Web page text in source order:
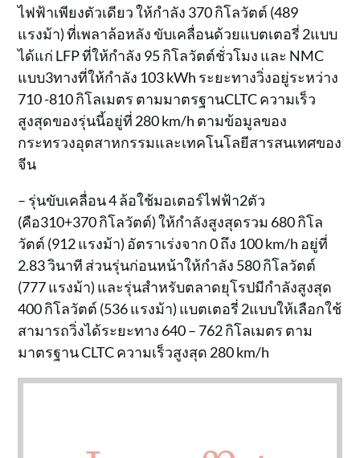
ไฟฟ้าเพียงตัวเดียว ให้กำลัง 370 กิโลวัตต์ (489
แรงม้า) ที่เพลาล้อหลัง ขับเคลื่อนด้วยแบตเตอรี่ 2แบบ
ได้แก่ LFP ที่ให้กำลัง 95 กิโลวัตต์ชั่วโมง และ NMC
แบบ3ทางที่ให้กำลัง 103 kWh ระยะทางวิ่งอยู่ระหว่าง
710 -810 กิโลเมตร ตามมาตรฐานCLTC ความเร็ว
สูงสุดของรุ่นนี้อยู่ที่ 280 km/h ตามข้อมูลของ
กระทรวงอุตสาหกรรมและเทคโนโลยีสารสนเทศของ
จีน
– รุ่นขับเคลื่อน 4 ล้อใช้มอเตอร์ไฟฟ้า2ตัว
(คือ310+370 กิโลวัตต์) ให้กำลังสูงสุดรวม 680 กิโล
วัตต์ (912 แรงม้า) อัตราเร่งจาก 0 ถึง 100 km/h อยู่ที่
2.83 วินาที ส่วนรุ่นก่อนหน้าให้กำลัง 580 กิโลวัตต์
(777 แรงม้า) และรุ่นสำหรับตลาดยุโรปมีกำลังสูงสุด
400 กิโลวัตต์ (536 แรงม้า) แบตเตอรี่ 2แบบให้เลือกใช้
สามารถวิ่งได้ระยะทาง 640 – 762 กิโลเมตร ตาม
มาตรฐาน CLTC ความเร็วสูงสุด 280 km/h